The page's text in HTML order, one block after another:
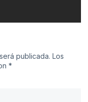
publicada. Los
*